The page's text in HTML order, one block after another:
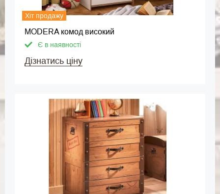
Хіт продажу
MODERA комод високий
Є в наявності
Дізнатись ціну